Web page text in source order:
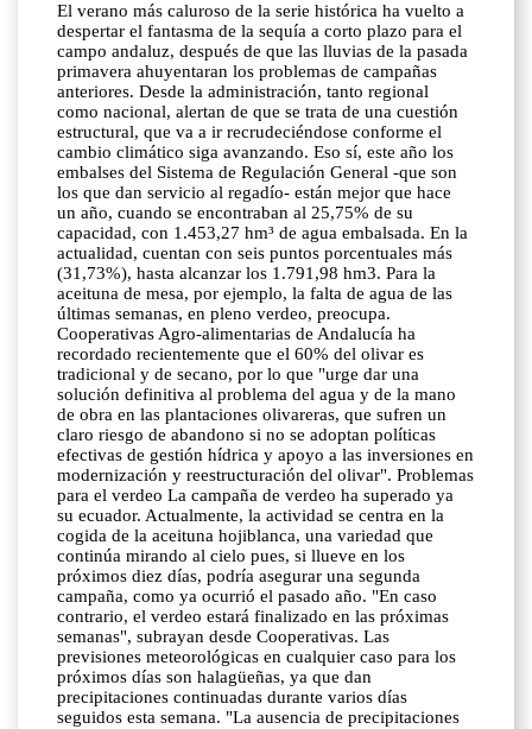
El verano más caluroso de la serie histórica ha vuelto a
despertar el fantasma de la sequía a corto plazo para el
campo andaluz, después de que las lluvias de la pasada
primavera ahuyentaran los problemas de campañas
anteriores. Desde la administración, tanto regional
como nacional, alertan de que se trata de una cuestión
estructural, que va a ir recrudeciéndose conforme el
cambio climático siga avanzando. Eso sí, este año los
embalses del Sistema de Regulación General -que son
los que dan servicio al regadío- están mejor que hace
un año, cuando se encontraban al 25,75% de su
capacidad, con 1.453,27 hm³ de agua embalsada. En la
actualidad, cuentan con seis puntos porcentuales más
(31,73%), hasta alcanzar los 1.791,98 hm3. Para la
aceituna de mesa, por ejemplo, la falta de agua de las
últimas semanas, en pleno verdeo, preocupa.
Cooperativas Agro-alimentarias de Andalucía ha
recordado recientemente que el 60% del olivar es
tradicional y de secano, por lo que "urge dar una
solución definitiva al problema del agua y de la mano
de obra en las plantaciones olivareras, que sufren un
claro riesgo de abandono si no se adoptan políticas
efectivas de gestión hídrica y apoyo a las inversiones en
modernización y reestructuración del olivar". Problemas
para el verdeo La campaña de verdeo ha superado ya
su ecuador. Actualmente, la actividad se centra en la
cogida de la aceituna hojiblanca, una variedad que
continúa mirando al cielo pues, si llueve en los
próximos diez días, podría asegurar una segunda
campaña, como ya ocurrió el pasado año. "En caso
contrario, el verdeo estará finalizado en las próximas
semanas", subrayan desde Cooperativas. Las
previsiones meteorológicas en cualquier caso para los
próximos días son halagüeñas, ya que dan
precipitaciones continuadas durante varios días
seguidos esta semana. "La ausencia de precipitaciones